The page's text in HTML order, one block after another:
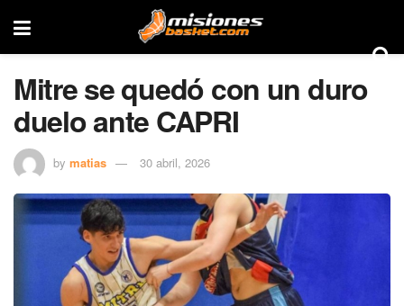
Mitre se quedó con un duro
duelo ante CAPRI
by matias 30 abril, 2026